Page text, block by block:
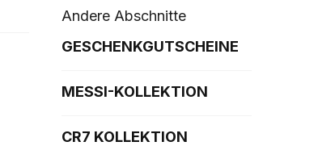
Andere Abschnitte
GESCHENKGUTSCHEINE
MESSI-KOLLEKTION
CR7 KOLLEKTION